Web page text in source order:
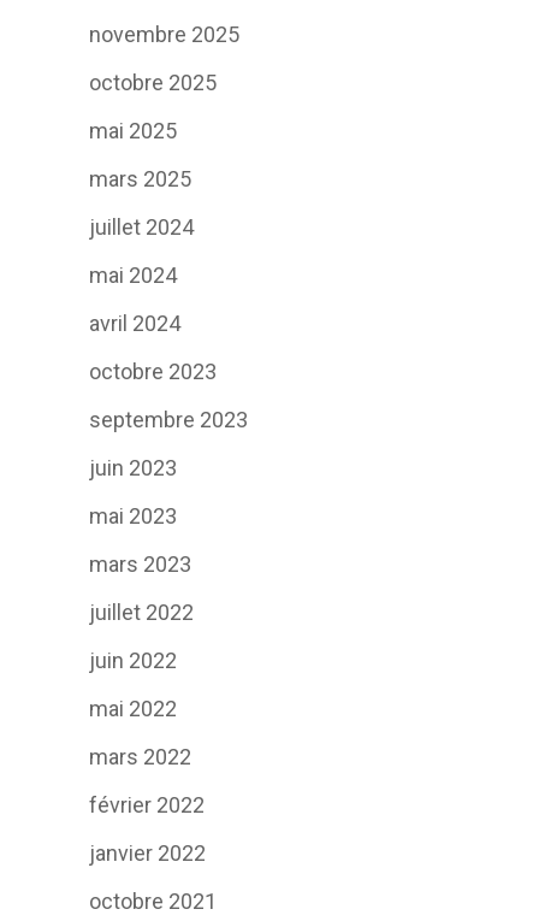
novembre 2025
octobre 2025
mai 2025
mars 2025
juillet 2024
mai 2024
avril 2024
octobre 2023
septembre 2023
juin 2023
mai 2023
mars 2023
juillet 2022
juin 2022
mai 2022
mars 2022
février 2022
janvier 2022
octobre 2021